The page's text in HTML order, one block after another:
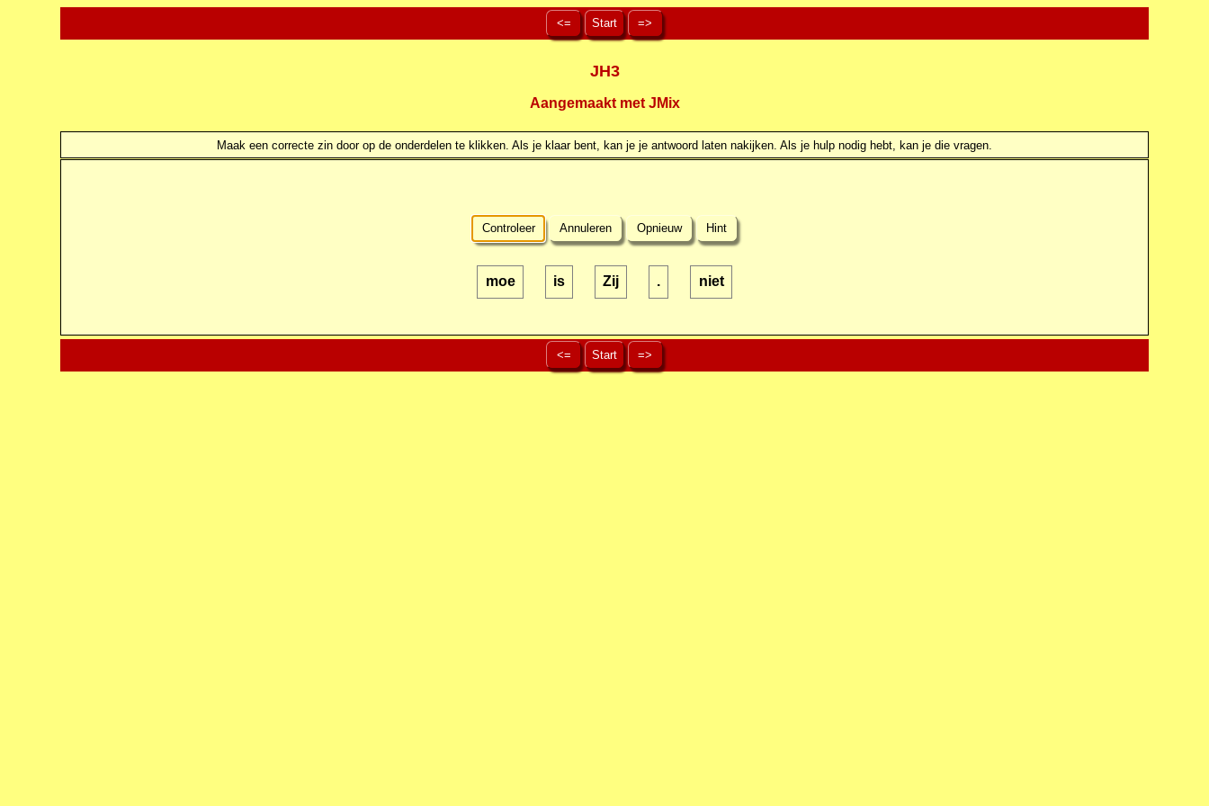
<= Start =>
JH3
Aangemaakt met JMix
Maak een correcte zin door op de onderdelen te klikken. Als je klaar bent, kan je je antwoord laten nakijken. Als je hulp nodig hebt, kan je die vragen.
Controleer Annuleren Opnieuw Hint
moe is Zij . niet
<= Start =>